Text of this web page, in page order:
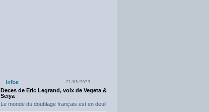
22/05/2025
Deces de Eric Legrand, voix de Vegeta &
Seiya
Le monde du doublage français est en deuil